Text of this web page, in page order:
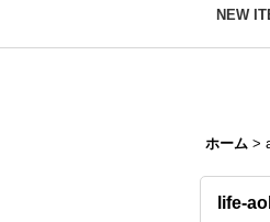
NEW
ホーム >
life-